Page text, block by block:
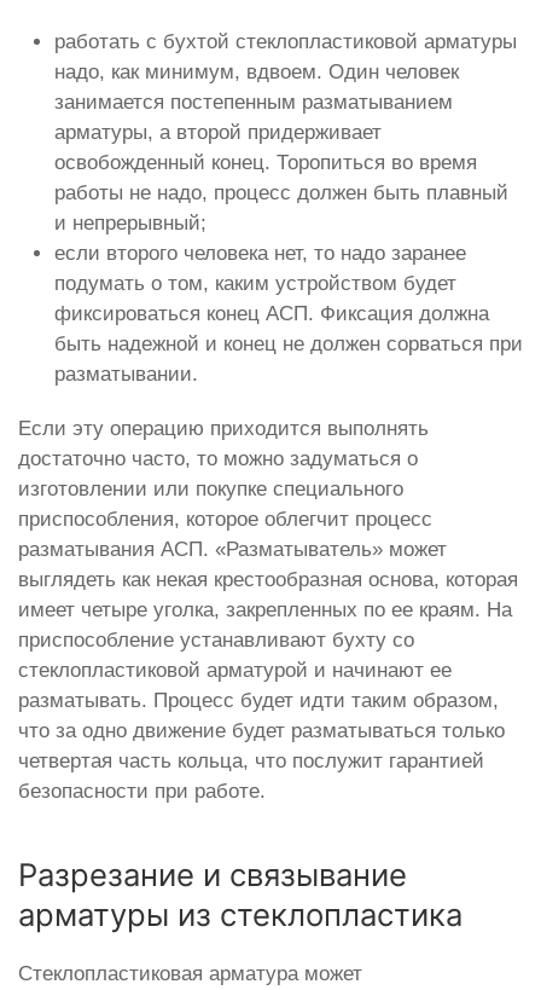
работать с бухтой стеклопластиковой арматуры
надо, как минимум, вдвоем. Один человек
занимается постепенным разматыванием
арматуры, а второй придерживает
освобожденный конец. Торопиться во время
работы не надо, процесс должен быть плавный
и непрерывный;
если второго человека нет, то надо заранее
подумать о том, каким устройством будет
фиксироваться конец АСП. Фиксация должна
быть надежной и конец не должен сорваться при
разматывании.
Если эту операцию приходится выполнять
достаточно часто, то можно задуматься о
изготовлении или покупке специального
приспособления, которое облегчит процесс
разматывания АСП. «Разматыватель» может
выглядеть как некая крестообразная основа, которая
имеет четыре уголка, закрепленных по ее краям. На
приспособление устанавливают бухту со
стеклопластиковой арматурой и начинают ее
разматывать. Процесс будет идти таким образом,
что за одно движение будет разматываться только
четвертая часть кольца, что послужит гарантией
безопасности при работе.
Разрезание и связывание
арматуры из стеклопластика
Стеклопластиковая арматура может